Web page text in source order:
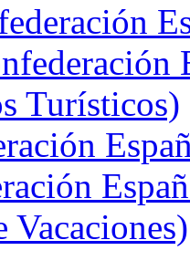
Turísticos)
Vacaciones)